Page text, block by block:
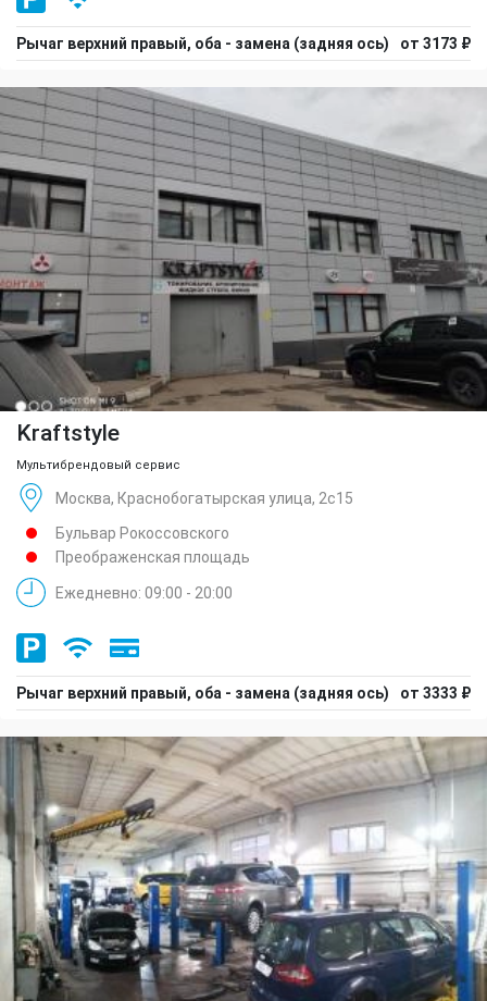
Рычаг верхний правый, оба - замена (задняя ось) от 3173 ₽
Kraftstyle
Мультибрендовый сервис
Москва, Краснобогатырская улица, 2с15
Бульвар Рокоссовского
Преображенская площадь
Ежедневно: 09:00 - 20:00
Рычаг верхний правый, оба - замена (задняя ось) от 3333 ₽